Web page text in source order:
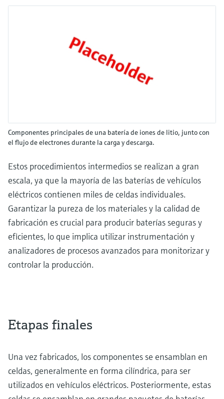
Componentes principales de una batería de iones de litio, junto con
el flujo de electrones durante la carga y descarga.
Estos procedimientos intermedios se realizan a gran
escala, ya que la mayoría de las baterías de vehículos
eléctricos contienen miles de celdas individuales.
Garantizar la pureza de los materiales y la calidad de
fabricación es crucial para producir baterías seguras y
eficientes, lo que implica utilizar instrumentación y
analizadores de procesos avanzados para monitorizar y
controlar la producción.
Etapas finales
Una vez fabricados, los componentes se ensamblan en
celdas, generalmente en forma cilíndrica, para ser
utilizados en vehículos eléctricos. Posteriormente, estas